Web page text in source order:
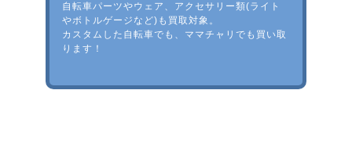
自転車パーツやウェア、アクセサリー類(ライト
やボトルゲージなど)も買取対象。
カスタムした自転車でも、ママチャリでも買い取
ります！